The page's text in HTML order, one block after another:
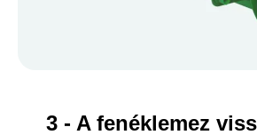
3 - A fenéklemez